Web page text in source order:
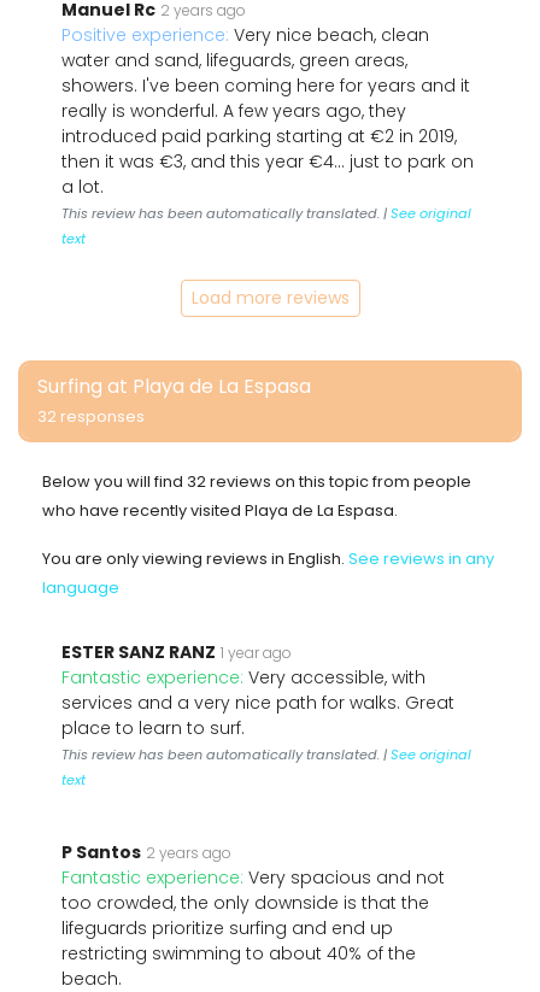
Manuel Rc 2 years ago
Positive experience: Very nice beach, clean
water and sand, lifeguards, green areas,
showers. I've been coming here for years and it
really is wonderful. A few years ago, they
introduced paid parking starting at €2 in 2019,
then it was €3, and this year €4... just to park on
a lot.
This review has been automatically translated. |See original
text
Load more reviews
Surfing at Playa de La Espasa
32 responses
Below you will find 32 reviews on this topic from people
who have recently visited Playa de La Espasa.
You are only viewing reviews in English. See reviews in any
language
ESTER SANZ RANZ 1 year ago
Fantastic experience: Very accessible, with
services and a very nice path for walks. Great
place to learn to surf.
This review has been automatically translated. |See original
text
P Santos 2 years ago
Fantastic experience: Very spacious and not
too crowded, the only downside is that the
lifeguards prioritize surfing and end up
restricting swimming to about 40% of the
beach.